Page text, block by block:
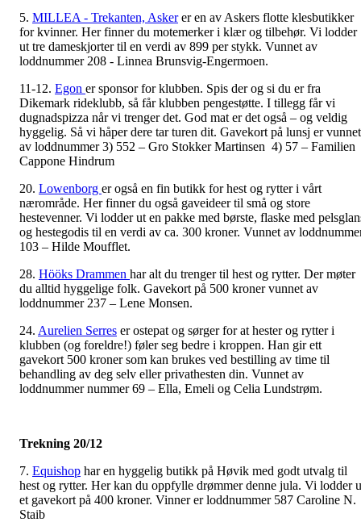
5. MILLEA - Trekanten, Askerer en av Askers flotte klesbutikker
for kvinner. Her finner du motemerker i klær og tilbehør. Vi lodder
ut tre dameskjorter til en verdi av 899 per stykk. Vunnet av
loddnummer 208 - Linnea Brunsvig-Engermoen.
11-12. Egon er sponsor for klubben. Spis der og si du er fra
Dikemark rideklubb, så får klubben pengestøtte. I tillegg får vi
dugnadspizza når vi trenger det. God mat er det også – og veldig
hyggelig. Så vi håper dere tar turen dit. Gavekort på lunsj er vunnet
av loddnummer 3) 552 – Gro Stokker Martinsen 4) 57 – Familien
Cappone Hindrum
20. Lowenborg er også en fin butikk for hest og rytter i vårt
nærområde. Her finner du også gaveideer til små og store
hestevenner. Vi lodder ut en pakke med børste, flaske med
og hestegodis til en verdi av ca. 300 kroner. Vunnet av
103 – Hilde Moufflet.
28. Hööks Drammen har alt du trenger til hest og rytter. Der møter
du alltid hyggelige folk. Gavekort på 500 kroner vunnet av
loddnummer 237 – Lene Monsen.
24. Aurelien Serres er ostepat og sørger for at hester og rytter i
klubben (og foreldre!) føler seg bedre i kroppen. Han gir ett
gavekort 500 kroner som kan brukes ved bestilling av time til
behandling av deg selv eller privathesten din. Vunnet av
loddnummer nummer 69 – Ella, Emeli og Celia Lundstrøm.
Trekning 20/12
7. Equishop har en hyggelig butikk på Høvik med godt utvalg til
hest og rytter. Her kan du oppfylle drømmer denne jula. Vi lodder
et gavekort på 400 kroner. Vinner er loddnummer 587 Caroline N.
Staib